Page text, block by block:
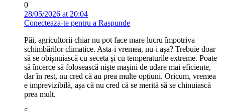
0
28/05/2026 at 20:04
Conecteaza-te pentru a Raspunde
Păi, agricultorii chiar nu pot face mare lucru împotriva
schimbărilor climatice. Asta-i vremea, nu-i așa? Trebuie doar
să se obișnuiască cu seceta și cu temperaturile extreme. Poate
să încerce să folosească niște mașini de udare mai eficiente,
dar în rest, nu cred că au prea multe opțiuni. Oricum, vremea
e imprevizibilă, așa că nu cred că se merită să se chinuiască
prea mult.